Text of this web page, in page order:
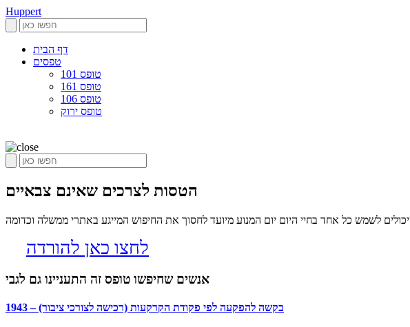
Huppert
דף הבית
טפסים
טופס 101
טופס 161
טופס 106
טופס ירוק
הטסות לצרכים שאינם צבאיים
לשמש כל אחד בחיי היום יום המנוע מיועד לחסוך את החיפוש המייגע באתרי ממשלה וכדומה
לחצו כאן להורדה
אנשים שחיפשו טופס זה התעניינו גם לגבי
בקשה להפקעה לפי פקודת הקרקעות (רכישה לצורכי ציבור) – 1943